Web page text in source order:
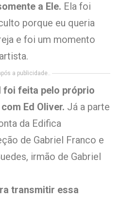
a Ele. Ela foi
porque eu queria
e foi um momento
a publicidade..
foi feita pelo próprio
Ed Oliver. Já a parte
da Edifica
de Gabriel Franco e
irmão de Gabriel
transmitir essa